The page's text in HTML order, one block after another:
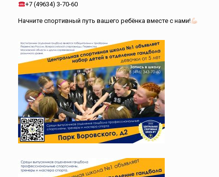
+7 (49634) 3-70-60
Начните спортивный путь вашего ребёнка вместе с нами!